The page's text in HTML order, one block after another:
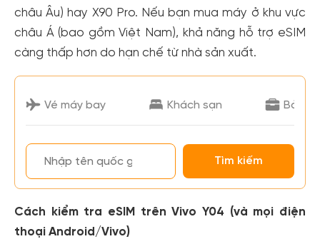
châu Âu) hay X90 Pro. Nếu bạn mua máy ở khu vực
châu Á (bao gồm Việt Nam), khả năng hỗ trợ eSIM
càng thấp hơn do hạn chế từ nhà sản xuất.
Cách kiểm tra eSIM trên Vivo Y04 (và mọi điện
thoại Android/Vivo)